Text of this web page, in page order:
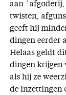
aan
twisten,
geeft hij
dingen eerder
Helaas geldt
dingen krijgen
als hij ze
de inzettingen